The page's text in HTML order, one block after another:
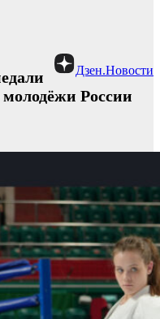
Дзен.Новости
России